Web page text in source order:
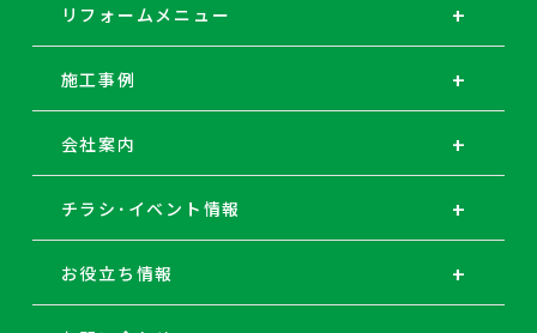
リフォームメニュー
施工事例
会社案内
チラシ･イベント情報
お役立ち情報